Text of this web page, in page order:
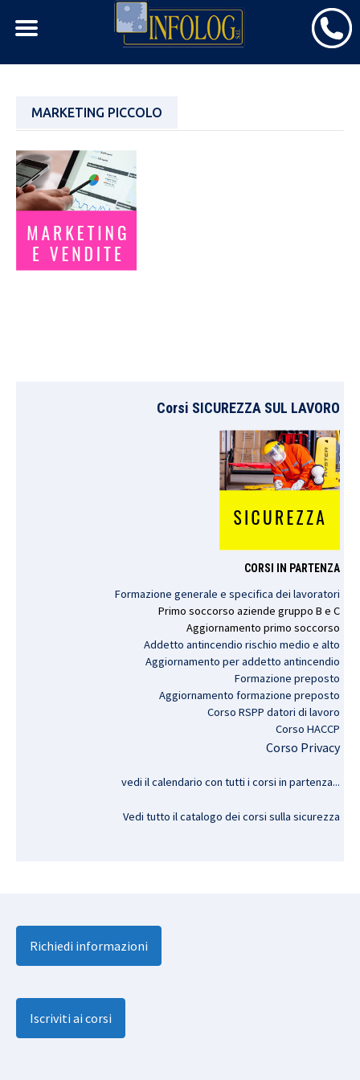
MARKETING PICCOLO
Corsi SICUREZZA SUL LAVORO
CORSI IN PARTENZA
Formazione generale e specifica dei lavoratori
Primo soccorso aziende gruppo B e C
Aggiornamento primo soccorso
Addetto antincendio rischio medio e alto
Aggiornamento per addetto antincendio
Formazione preposto
Aggiornamento formazione preposto
Corso RSPP datori di lavoro
Corso HACCP
Corso Privacy
vedi il calendario con tutti i corsi in partenza...
Vedi tutto il catalogo dei corsi sulla sicurezza
Richiedi informazioni
Iscriviti ai corsi